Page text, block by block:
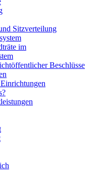
Sitzverteilung
im
Beschlüsse